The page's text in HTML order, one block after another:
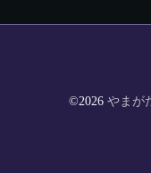
©2026 やまが